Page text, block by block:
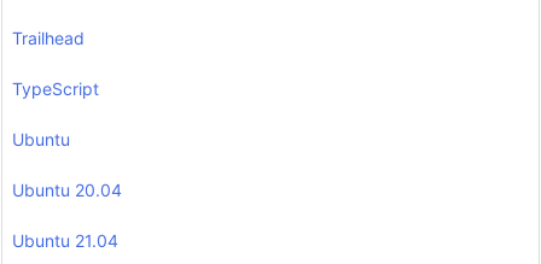
Trailhead
TypeScript
Ubuntu
Ubuntu 20.04
Ubuntu 21.04